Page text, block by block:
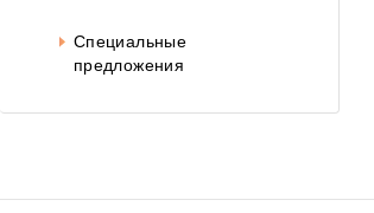
Специальные
предложения